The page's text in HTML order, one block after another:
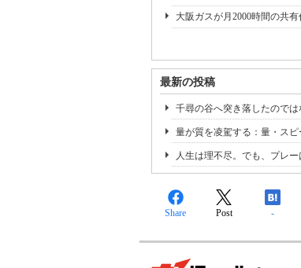
大阪ガスが月2000時間の共
最新の投稿
千尋の谷へ突き落したので
量が質を凌駕する：量・スピ
人生は理不尽。でも、プレ
Share Post -